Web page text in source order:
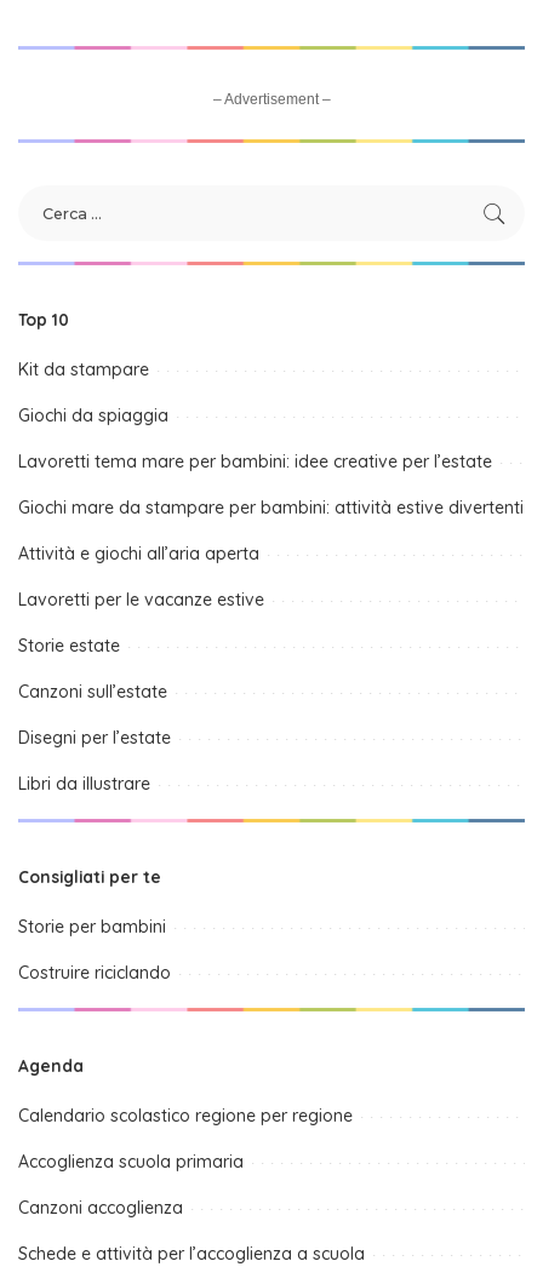
– Advertisement –
Top 10
Kit da stampare
Giochi da spiaggia
Lavoretti tema mare per bambini: idee creative per l’estate
Giochi mare da stampare per bambini: attività estive divertenti
Attività e giochi all’aria aperta
Lavoretti per le vacanze estive
Storie estate
Canzoni sull’estate
Disegni per l’estate
Libri da illustrare
Consigliati per te
Storie per bambini
Costruire riciclando
Agenda
Calendario scolastico regione per regione
Accoglienza scuola primaria
Canzoni accoglienza
Schede e attività per l’accoglienza a scuola